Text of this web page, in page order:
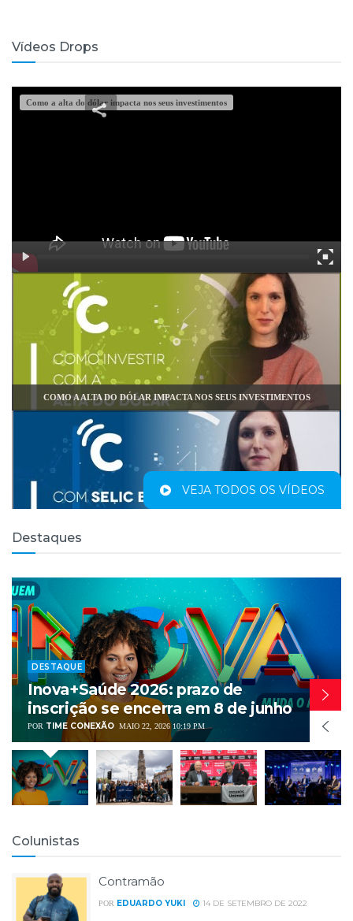
Vídeos Drops
Como a alta do dólar impacta nos seus investimentos
COMO A ALTA DO DÓLAR IMPACTA NOS SEUS INVESTIMENTOS
QUAL É O SEU PERFIL DE INVESTIDOR?
VEJA TODOS OS VÍDEOS
Destaques
DESTAQUE
Inova+Saúde 2026: prazo de
inscrição se encerra em 8 de junho
POR TIME CONEXÃO MAIO 22, 2026 10:19 PM
Colunistas
Contramão
POR EDUARDO YUKI 14 DE SETEMBRO DE 2022